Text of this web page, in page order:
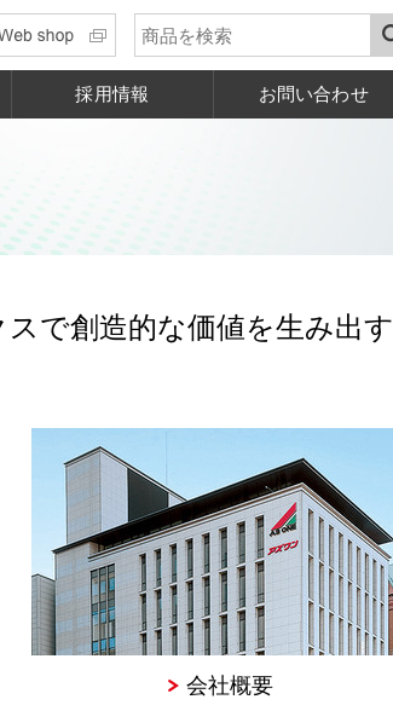
採用情報 お問い合わせ
で創造的な価値を生み出す
会社概要